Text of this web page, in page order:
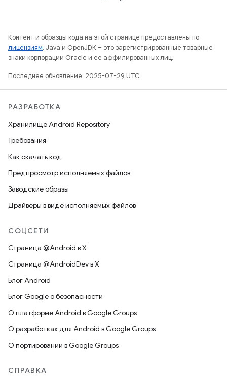
Контент и образцы кода на этой странице предоставлены по
лицензиям. Java и OpenJDK – это зарегистрированные товарные
знаки корпорации Oracle и ее аффилированных лиц.
Последнее обновление: 2025-07-29 UTC.
РАЗРАБОТКА
Хранилище Android Repository
Требования
Как скачать код
Предпросмотр исполняемых файлов
Заводские образы
Драйверы в виде исполняемых файлов
СОЦСЕТИ
Страница @Android в X
Страница @AndroidDev в X
Блог Android
Блог Google о безопасности
О платформе Android в Google Groups
О разработках для Android в Google Groups
О портировании в Google Groups
СПРАВКА